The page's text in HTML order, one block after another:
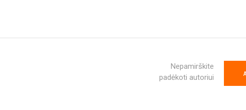
Nepamirškite
padėkoti autoriui